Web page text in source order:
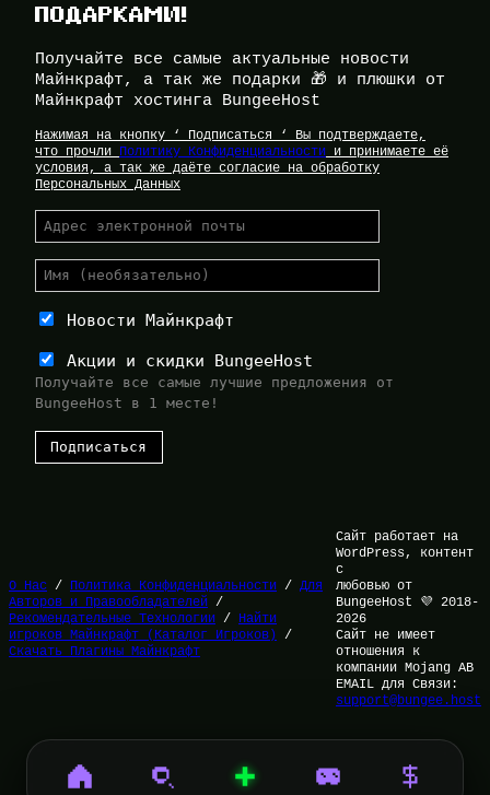
ПОДАРКАМИ!
Получайте все самые актуальные новости
Майнкрафт, а так же подарки 🎁 и плюшки от
Майнкрафт хостинга BungeeHost
Нажимая на кнопку ‘ Подписаться ‘ Вы подтверждаете,
что прочли Политику Конфиденциальности и принимаете её
условия, а так же даёте согласие на обработку
Персональных Данных
Новости Майнкрафт
Акции и скидки BungeeHost
Получайте все самые лучшие предложения от
BungeeHost в 1 месте!
О Нас / Политика Конфиденциальности / Для
Авторов и Правообладателей /
Рекомендательные Технологии / Найти
игроков Майнкрафт (Каталог Игроков) /
Скачать Плагины Майнкрафт
Сайт работает на
WordPress, контент
с
любовью от
BungeeHost 💜 2018-
2026
Сайт не имеет
отношения к
компании Mojang AB
EMAIL для Связи:
support@bungee.host